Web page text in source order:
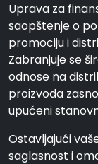
Uprava za
saopštenje o
promociju i
Zabranjuje se
odnose na
proizvoda
upućeni
Ostavljajući
saglasnost i